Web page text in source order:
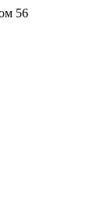
56